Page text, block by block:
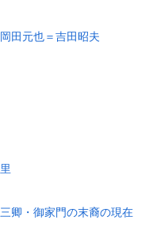
田元也＝吉田昭夫
卿・御家門の末裔の現在